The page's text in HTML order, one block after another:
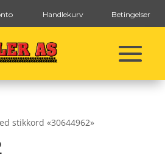
Handlekurv Betingelser
stikkord «30644962»